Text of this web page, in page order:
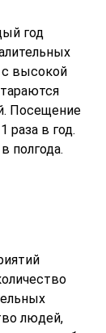
год
с высокой
Посещение
раза в год.
полгода.
людей,